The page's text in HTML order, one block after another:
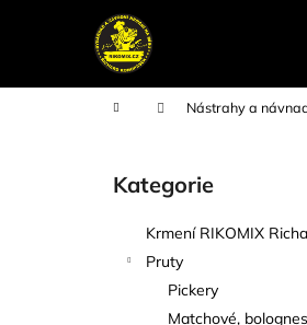
Domů Nástrahy a
Přeskočit
kategorie
Kategorie
Krmení RIKOMIX
Pruty
Pickery
Matchové,
í
Zpět
do
Zpět
do